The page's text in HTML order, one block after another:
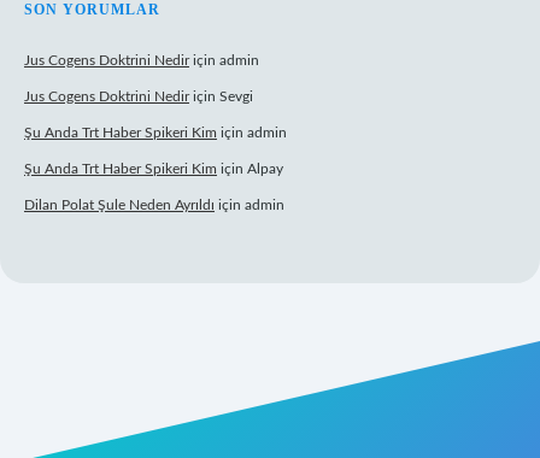
SON YORUMLAR
Jus Cogens Doktrini Nediriçin admin
Jus Cogens Doktrini Nediriçin Sevgi
Şu Anda Trt Haber Spikeri Kim için admin
Şu Anda Trt Haber Spikeri Kim için Alpay
Dilan Polat Şule Neden Ayrıldı için admin